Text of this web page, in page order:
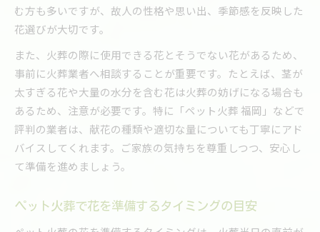
む方も多いですが、故人の性格や思い出、季節感を反映した
花選びが大切です。
また、火葬の際に使用できる花とそうでない花があるため、
事前に火葬業者へ相談することが重要です。たとえば、茎が
太すぎる花や大量の水分を含む花は火葬の妨げになる場合も
あるため、注意が必要です。特に「ペット火葬 福岡」などで
評判の業者は、献花の種類や適切な量についても丁寧にアド
バイスしてくれます。ご家族の気持ちを尊重しつつ、安心し
て準備を進めましょう。
ペット火葬で花を準備するタイミングの目安